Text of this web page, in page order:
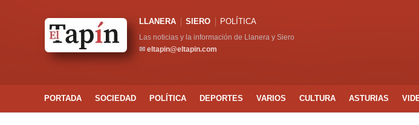
LLANERA SIERO POLÍTICA
Las noticias y la información de Llanera y Siero
✉ eltapin@eltapin.com
PORTADA SOCIEDAD POLÍTICA DEPORTES VARIOS CULTURA ASTURIAS